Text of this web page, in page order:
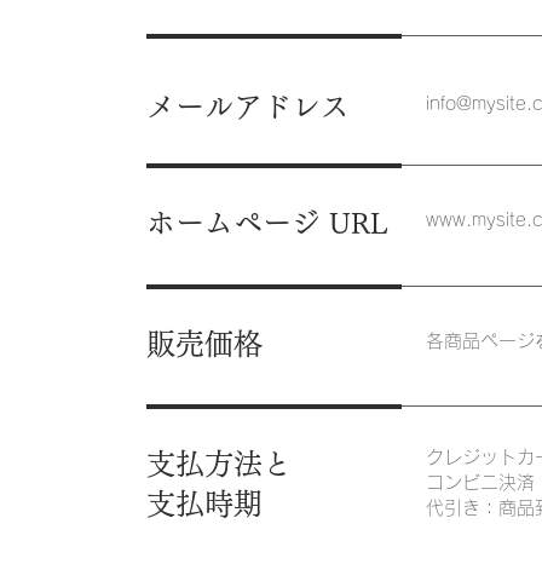
メールアドレス
ホームページ URL
販売価格
支払方法と
支払時期
各商品ページ
クレジットカ
コンビニ決
代引き：商品